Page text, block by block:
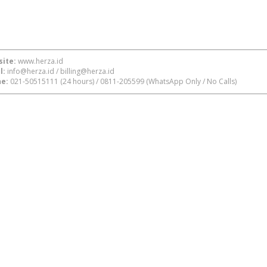
www.herza.id
info@herza.id / billing@herza.id
021-50515111 (24 hours) / 0811-205599 (WhatsApp Only / No Calls)